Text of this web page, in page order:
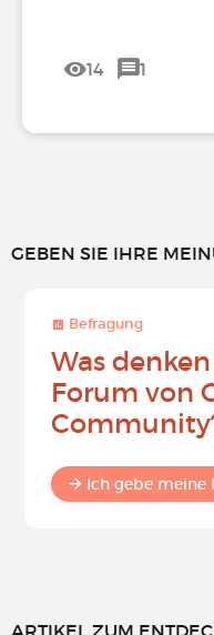
14 1
GEBEN SIE IHRE
Befragung
Was
Forum von
Ich gebe meine
ARTIKEL ZUM